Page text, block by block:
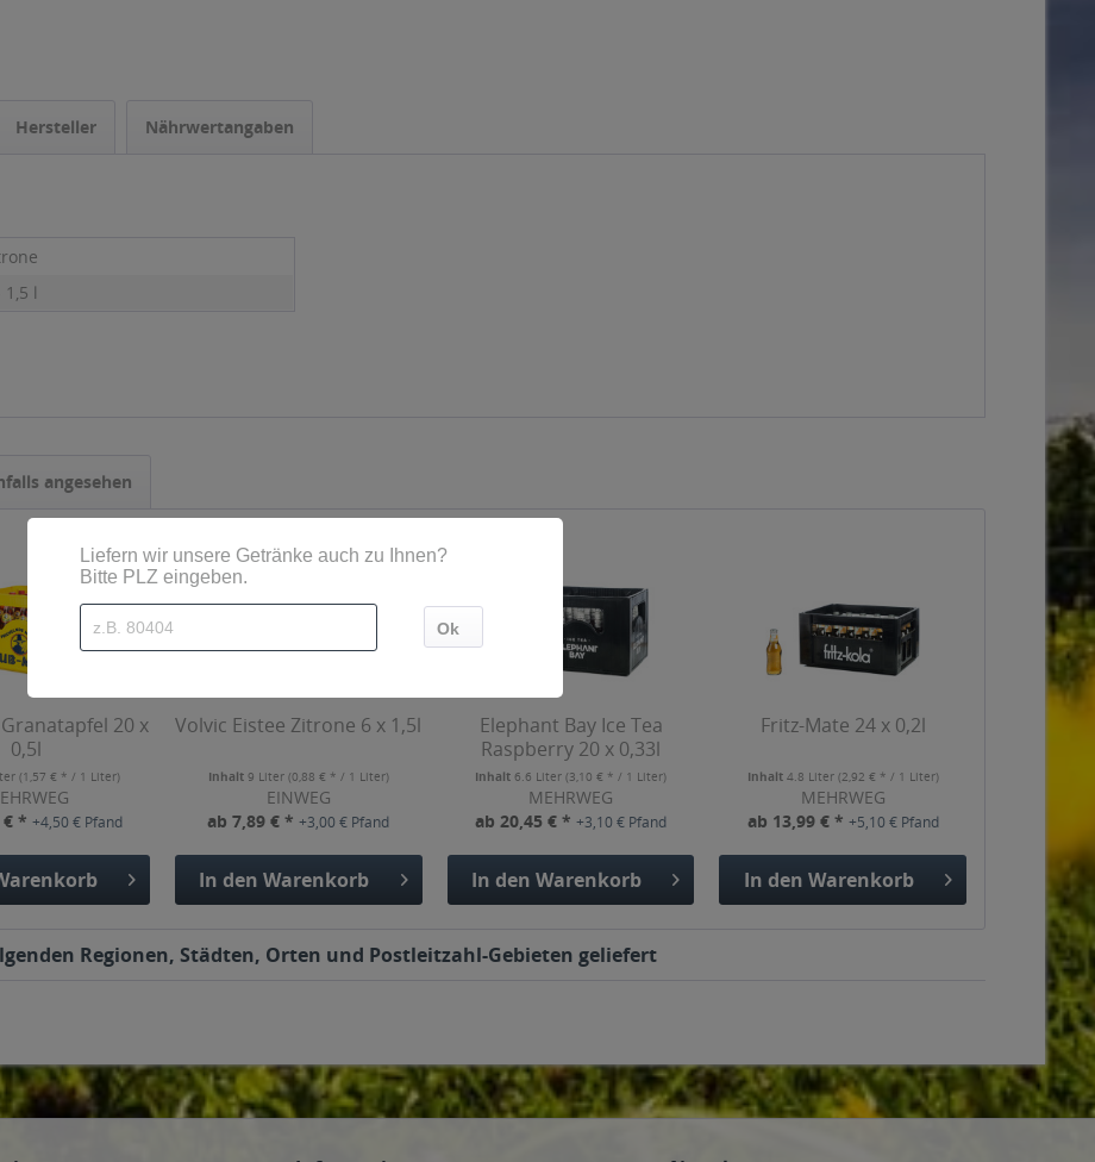
Hersteller Nährwertangaben
1,5 l
angesehen
20 x
0,5l
(1,57 € * / 1 Liter)
€ * +4,50 € Pfand
Volvic Eistee Zitrone 6 x 1,5l
Inhalt 9 Liter (0,88 € * / 1 Liter)
EINWEG
ab 7,89 € *+3,00 € Pfand
In den Warenkorb
Elephant Bay Ice Tea
Raspberry 20 x 0,33l
Inhalt 6.6 Liter(3,10 € * / 1 Liter)
MEHRWEG
ab 20,45 € *+3,10 € Pfand
In den Warenkorb
Fritz-Mate 24 x 0,2l
Inhalt 4.8 Liter (2,92 € * / 1 Liter)
MEHRWEG
ab 13,99 € * +5,10 € Pfand
In den Warenkorb
Regionen, Städten, Orten und Postleitzahl-Gebieten geliefert